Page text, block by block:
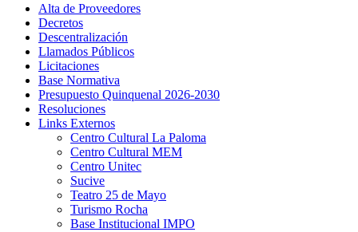
Alta de Proveedores
Decretos
Descentralización
Llamados Públicos
Licitaciones
Base Normativa
Presupuesto Quinquenal 2026-2030
Resoluciones
Links Externos
Centro Cultural La Paloma
Centro Cultural MEM
Centro Unitec
Sucive
Teatro 25 de Mayo
Turismo Rocha
Base Institucional IMPO